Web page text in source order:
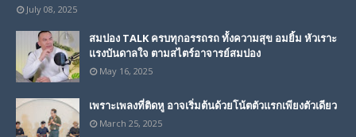
July 08, 2025
สมปอง TALK ครบทุกอรรถรถ ทั้งความสุข อมยิ้ม หัวเราะ
แรงบันดาลใจ ตามสไตร์อาจารย์สมปอง
May 16, 2025
เพราะเพลงที่ติดหู อาจเริ่มต้นด้วยโน้ตตัวแรกเพียงตัวเดียว
March 25, 2025